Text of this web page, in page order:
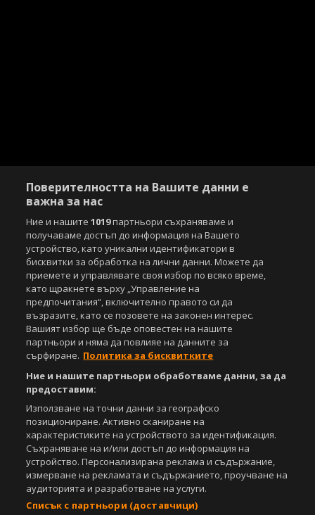
Поверителността на Вашите данни е
важна за нас
Ние и нашите1019партньори съхраняваме и
получаваме достъп до информация на Вашето
устройство, като уникални идентификатори в
бисквитки за обработка на лични данни. Можете да
приемете и управлявате своя избор по всяко време,
като щракнете върху „Управление на
предпочитания“, включително правото си да
възразите, като се позовете на законен интерес.
Вашият избор ще бъде оповестен на нашите
партньори и няма да повлияе на данните за
сърфиране. Политика за бисквитките
Ние и нашите партньори обработваме данни, за да
предоставим:
Използване на точни данни за географско
позициониране. Активно сканиране на
характеристиките на устройството за идентификация.
Съхраняване на и/или достъп до информация на
устройство. Персонализирана реклама и съдържание,
измерване на рекламата и съдържанието, проучване на
аудиторията и разработване на услуги.
Списък с партньори (доставчици)